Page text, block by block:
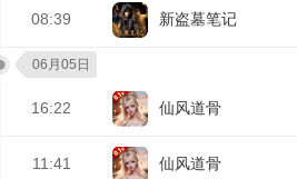
08:39 新盗墓笔记
06月05日
16:22 仙风道骨
11:41 仙风道骨